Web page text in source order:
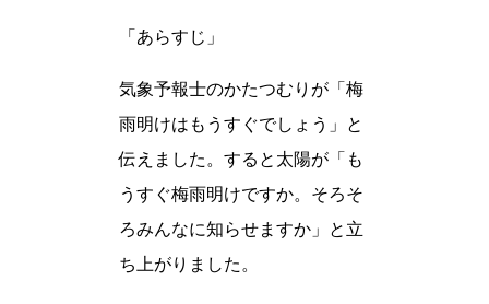
「あらすじ」
気象予報士のかたつむりが「梅
雨明けはもうすぐでしょう」と
伝えました。すると太陽が「も
うすぐ梅雨明けですか。そろそ
ろみんなに知らせますか」と立
ち上がりました。